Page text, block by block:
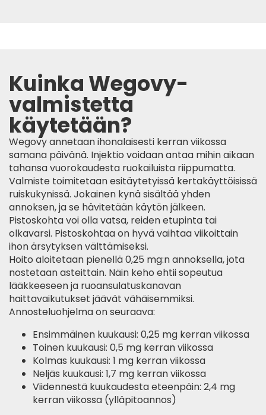
Kuinka Wegovy-
valmistetta
käytetään?
Wegovy annetaan ihonalaisesti kerran viikossa
samana päivänä. Injektio voidaan antaa mihin aikaan
tahansa vuorokaudesta ruokailuista riippumatta.
Valmiste toimitetaan esitäytetyissä kertakäyttöisissä
ruiskukynissä. Jokainen kynä sisältää yhden
annoksen, ja se hävitetään käytön jälkeen.
Pistoskohta voi olla vatsa, reiden etupinta tai
olkavarsi. Pistoskohtaa on hyvä vaihtaa viikoittain
ihon ärsytyksen välttämiseksi.
Hoito aloitetaan pienellä 0,25 mg:n annoksella, jota
nostetaan asteittain. Näin keho ehtii sopeutua
lääkkeeseen ja ruoansulatuskanavan
haittavaikutukset jäävät vähäisemmiksi.
Annosteluohjelma on seuraava:
Ensimmäinen kuukausi: 0,25 mg kerran viikossa
Toinen kuukausi: 0,5 mg kerran viikossa
Kolmas kuukausi: 1 mg kerran viikossa
Neljäs kuukausi: 1,7 mg kerran viikossa
Viidennestä kuukaudesta eteenpäin: 2,4 mg
kerran viikossa (ylläpitoannos)